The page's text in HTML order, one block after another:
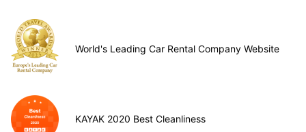
World's Leading Car Rental Company Website
KAYAK 2020 Best Cleanliness